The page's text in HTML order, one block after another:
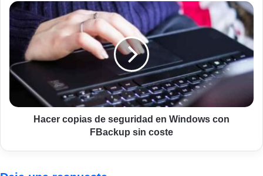
Hacer
copias
de
seguridad
Windows
con
FBackup
sin
Hacer copias de seguridad en Windows con
FBackup sin coste